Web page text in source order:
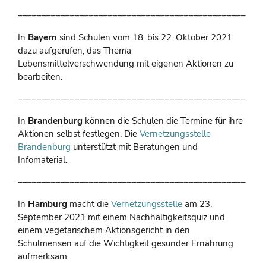
––––––––––––––––––––––––––––––––––––––––––––––––
In Bayern sind Schulen vom 18. bis 22. Oktober 2021
dazu aufgerufen, das Thema
Lebensmittelverschwendung mit eigenen Aktionen zu
bearbeiten.
––––––––––––––––––––––––––––––––––––––––––––––––
In Brandenburg können die Schulen die Termine für ihre
Aktionen selbst festlegen. Die Vernetzungsstelle
Brandenburg unterstützt mit Beratungen und
Infomaterial.
––––––––––––––––––––––––––––––––––––––––––––––––
In Hamburg macht die Vernetzungsstelle am 23.
September 2021 mit einem Nachhaltigkeitsquiz und
einem vegetarischem Aktionsgericht in den
Schulmensen auf die Wichtigkeit gesunder Ernährung
aufmerksam.